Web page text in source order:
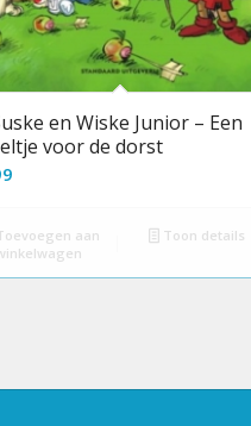
en Wiske Junior – Een
voor de dorst
aan
Toon details